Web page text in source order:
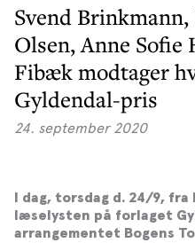
Svend
Olsen, Anne Sofie
Fibæk modtager
Gyldendal-pris
24. september 2020
I dag, torsdag d. 24/9,
læselysten på forlaget
arrangementet Bogens